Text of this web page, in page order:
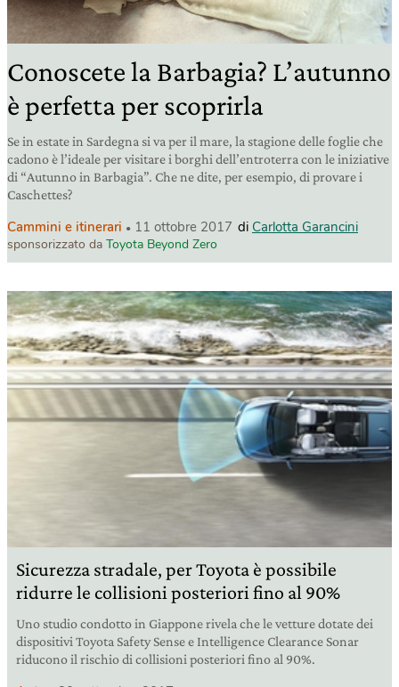
Conoscete la Barbagia? L’autunno
è perfetta per scoprirla
Se in estate in Sardegna si va per il mare, la stagione delle foglie che
cadono è l’ideale per visitare i borghi dell’entroterra con le iniziative
di “Autunno in Barbagia”. Che ne dite, per esempio, di provare i
Caschettes?
Cammini e itinerari 11 ottobre 2017 di Carlotta Garancini
sponsorizzato da Toyota Beyond Zero
Sicurezza stradale, per Toyota è possibile
ridurre le collisioni posteriori fino al 90%
Uno studio condotto in Giappone rivela che le vetture dotate dei
dispositivi Toyota Safety Sense e Intelligence Clearance Sonar
riducono il rischio di collisioni posteriori fino al 90%.